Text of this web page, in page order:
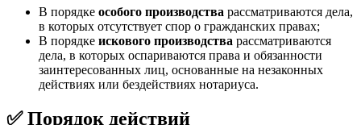
В порядке особого производства рассматриваются дела,
в которых отсутствует спор о гражданских правах;
В порядке искового производства рассматриваются
дела, в которых оспариваются права и обязанности
заинтересованных лиц, основанные на незаконных
действиях или бездействиях нотариуса.
✅ Порядок действий